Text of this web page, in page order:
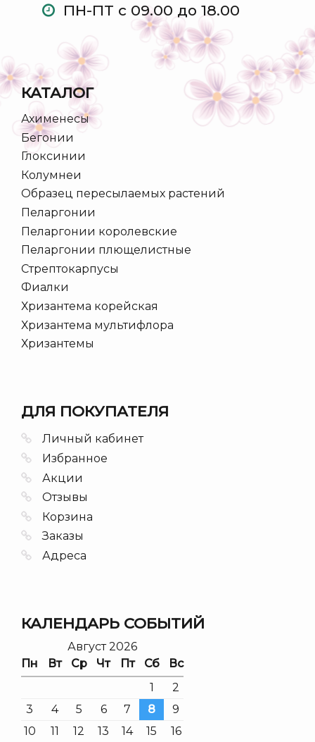
ПН-ПТ с 09.00 до 18.00
КАТАЛОГ
Ахименесы
Бегонии
Глоксинии
Колумнеи
Образец пересылаемых растений
Пеларгонии
Пеларгонии королевские
Пеларгонии плющелистные
Стрептокарпусы
Фиалки
Хризантема корейская
Хризантема мультифлора
Хризантемы
ДЛЯ ПОКУПАТЕЛЯ
Личный кабинет
Избранное
Акции
Отзывы
Корзина
Заказы
Адреса
КАЛЕНДАРЬ СОБЫТИЙ
Август 2026
Пн
Вт Ср Чт Пт Сб
Вс
1
2
3
4 5 6 7 8
9
10
11 12 13 14 15 16